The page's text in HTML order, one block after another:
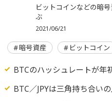
ビットコインなどの暗
ぶ
2021/06/21
暗号資産 ビットコイン
BTCのハッシュレートが年
BTC／JPYは三角持ち合い